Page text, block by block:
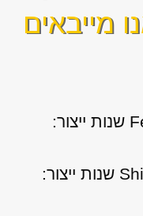
מייבאים
סיטרואן C3 1.2 בנזין אוטו’ Feel שנות ייצור:
סיטרואן C3 1.2 בנזין אוטו’ Shine שנות ייצור: